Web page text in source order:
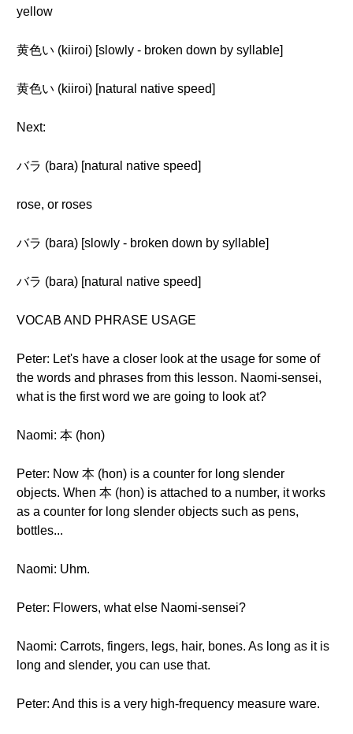
yellow
黄色い (kiiroi) [slowly - broken down by syllable]
黄色い (kiiroi) [natural native speed]
Next:
バラ (bara) [natural native speed]
rose, or roses
バラ (bara) [slowly - broken down by syllable]
バラ (bara) [natural native speed]
VOCAB AND PHRASE USAGE
Peter: Let's have a closer look at the usage for some of
the words and phrases from this lesson. Naomi-sensei,
what is the first word we are going to look at?
Naomi: 本 (hon)
Peter: Now 本 (hon) is a counter for long slender
objects. When 本 (hon) is attached to a number, it works
as a counter for long slender objects such as pens,
bottles...
Naomi: Uhm.
Peter: Flowers, what else Naomi-sensei?
Naomi: Carrots, fingers, legs, hair, bones. As long as it is
long and slender, you can use that.
Peter: And this is a very high-frequency measure ware.